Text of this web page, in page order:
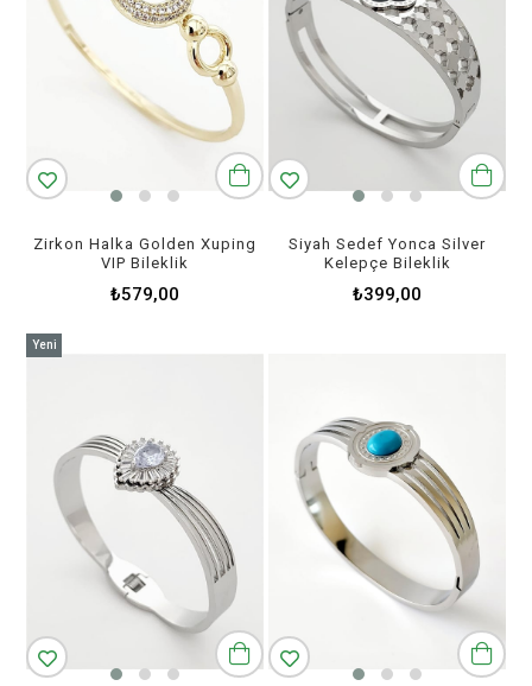
Zirkon Halka Golden Xuping
VIP Bileklik
₺579,00
Siyah Sedef Yonca Silver
Kelepçe Bileklik
₺399,00
Yeni